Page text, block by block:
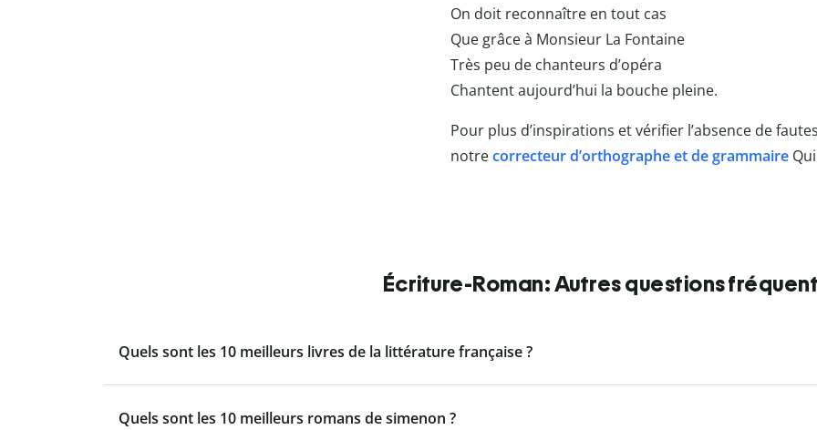
On doit reconnaître en tout cas
Que grâce à Monsieur La Fontaine
Très peu de chanteurs d’opéra
Chantent aujourd’hui la bouche pleine.
Pour plus d’inspirations et vérifier l’absence de
notrecorrecteur d’orthographe et de grammaire
Écriture-Roman: Autres questions
Quels sont les 10 meilleurs livres de la littérature française ?
Quels sont les 10 meilleurs romans de simenon ?